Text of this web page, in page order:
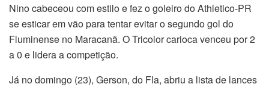
Nino cabeceou com estilo e fez o goleiro do Athletico-PR
se esticar em vão para tentar evitar o segundo gol do
Fluminense no Maracanã. O Tricolor carioca venceu por 2
a 0 e lidera a competição.
Já no domingo (23), Gerson, do Fla, abriu a lista de lances